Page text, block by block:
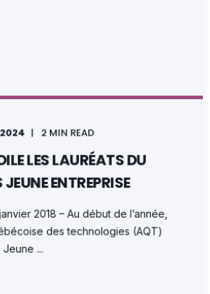
2 MIN READ
LES LAURÉATS DU
ENTREPRISE
2018 – Au début de l’année,
des technologies (AQT)
...